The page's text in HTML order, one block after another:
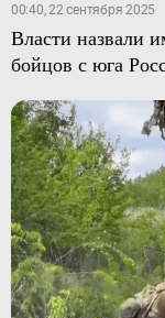
00:40, 22 сентября 2025
Власти назвали
бойцов с юга